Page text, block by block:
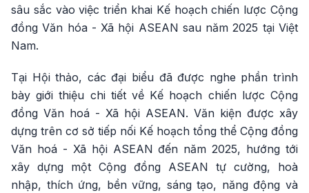
sâu sắc vào việc triển khai Kế hoạch chiến lược Cộng
đồng Văn hóa - Xã hội ASEAN sau năm 2025 tại Việt
Nam.
Tại Hội thảo, các đại biểu đã được nghe phần trình
bày giới thiệu chi tiết về Kế hoạch chiến lược Cộng
đồng Văn hoá - Xã hội ASEAN. Văn kiện được xây
dựng trên cơ sở tiếp nối Kế hoạch tổng thể Cộng đồng
Văn hoá - Xã hội ASEAN đến năm 2025, hướng tới
xây dựng một Cộng đồng ASEAN tự cường, hoà
nhập, thích ứng, bền vững, sáng tạo, năng động và